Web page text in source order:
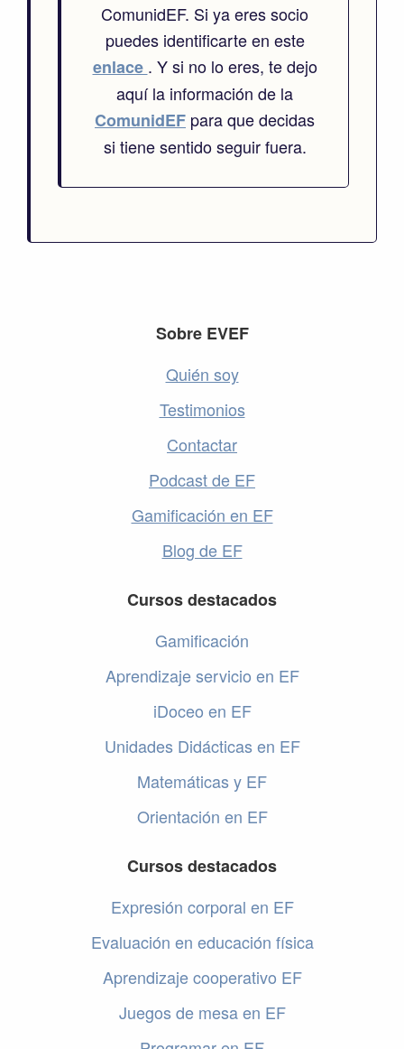
ComunidEF. Si ya eres socio
puedes identificarte en este
enlace . Y si no lo eres, te dejo
aquí la información de la
ComunidEF para que decidas
si tiene sentido seguir fuera.
Sobre EVEF
Quién soy
Testimonios
Contactar
Podcast de EF
Gamificación en EF
Blog de EF
Cursos destacados
Gamificación
Aprendizaje servicio en EF
iDoceo en EF
Unidades Didácticas en EF
Matemáticas y EF
Orientación en EF
Cursos destacados
Expresión corporal en EF
Evaluación en educación física
Aprendizaje cooperativo EF
Juegos de mesa en EF